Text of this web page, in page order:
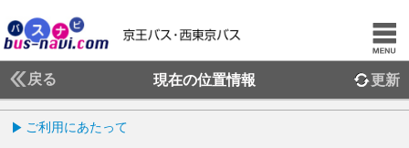
戻る 現在の位置情報 更新
ご利用にあたって